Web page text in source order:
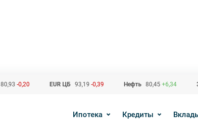
80,93 -0,20 EUR ЦБ 93,19 -0,39 Нефть 80,45 +6,34
Ипотека Кредиты